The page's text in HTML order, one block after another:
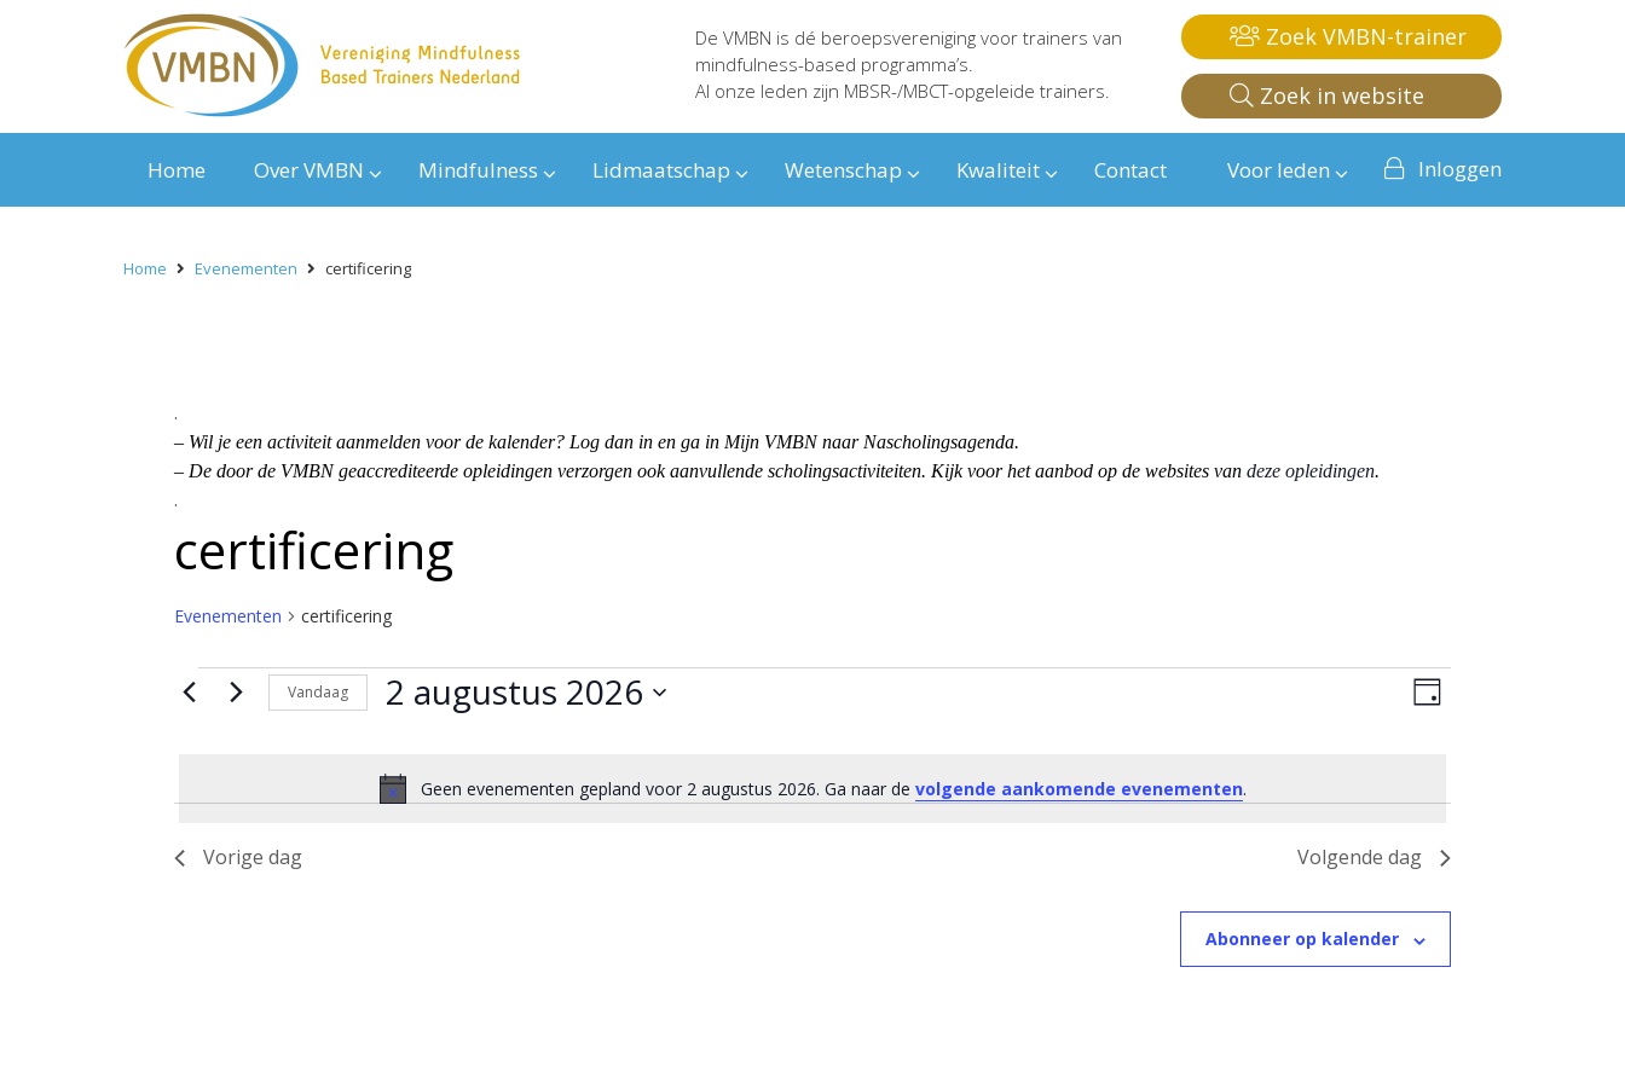
De VMBN is dé beroepsvereniging voor trainers van
mindfulness-based programma’s.
Al onze leden zijn MBSR-/MBCT-opgeleide trainers.
Zoek VMBN-trainer
Zoek in website
Home Over VMBN Mindfulness Lidmaatschap Wetenschap Kwaliteit Contact Voor leden Inloggen
Home Evenementen certificering
.
– Wil je een activiteit aanmelden voor de kalender? Log dan in en ga in Mijn VMBN naar Nascholingsagenda.
– De door de VMBN geaccrediteerde opleidingen verzorgen ook aanvullende scholingsactiviteiten. Kijk voor het aanbod op de websites van deze opleidingen.
.
certificering
Evenementen certificering
Evenementen
augustus
2026
Bericht
Geen evenementen gepland voor 2 augustus 2026. Ga naar de volgende aankomende evenementen.
Weergaven
Evenement
weergaven
Dag
Vandaag 2 augustus 2026
datum.
Vorige dag Volgende dag
Abonneer op kalender